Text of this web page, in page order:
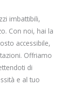
imbattibili,
Con noi, hai la
accessibile,
Offriamo
di
e al tuo